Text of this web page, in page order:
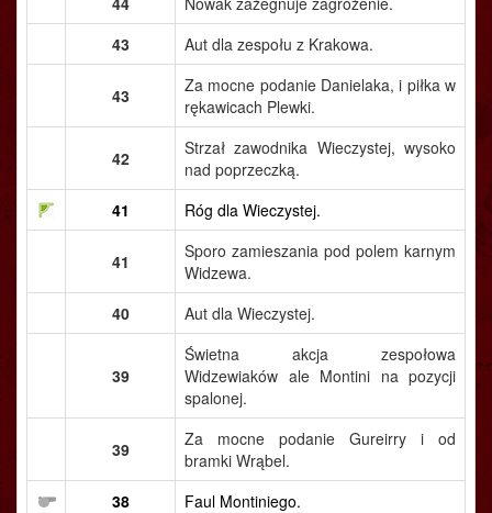
43
Aut dla zespołu z Krakowa.
43
Za mocne podanie Danielaka, i piłka w
rękawicach Plewki.
42
Strzał zawodnika Wieczystej, wysoko
nad poprzeczką.
41
Róg dla Wieczystej.
41
Sporo zamieszania pod polem karnym
Widzewa.
40
Aut dla Wieczystej.
39
Świetna akcja zespołowa
Widzewiaków ale Montini na pozycji
spalonej.
39
Za mocne podanie Gureirry i od
bramki Wrąbel.
38
Faul Montiniego.